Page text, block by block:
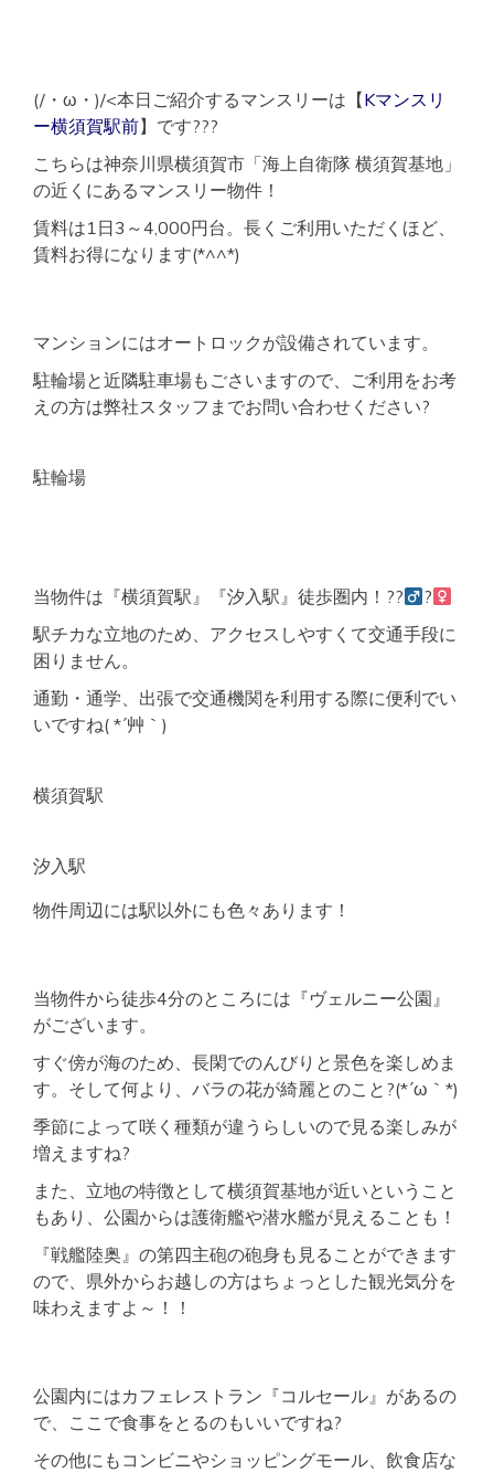
(/・ω・)/<本日ご紹介するマンスリーは【Kマンスリ
ー横須賀駅前】です???
こちらは神奈川県横須賀市「海上自衛隊 横須賀基地」
の近くにあるマンスリー物件！
賃料は1日3～4,000円台。長くご利用いただくほど、
賃料お得になります(*^^*)
マンションにはオートロックが設備されています。
駐輪場と近隣駐車場もごさいますので、ご利用をお考
えの方は弊社スタッフまでお問い合わせください?
駐輪場
当物件は『横須賀駅』『汐入駅』徒歩圏内！??‍
?‍
駅チカな立地のため、アクセスしやすくて交通手段に
困りません。
通勤・通学、出張で交通機関を利用する際に便利でい
いですね( *´艸｀)
横須賀駅
汐入駅
物件周辺には駅以外にも色々あります！
当物件から徒歩4分のところには『ヴェルニー公園』
がございます。
すぐ傍が海のため、長閑でのんびりと景色を楽しめま
す。そして何より、バラの花が綺麗とのこと?(*´ω｀*)
季節によって咲く種類が違うらしいので見る楽しみが
増えますね?
また、立地の特徴として横須賀基地が近いということ
もあり、公園からは護衛艦や潜水艦が見えることも！
『戦艦陸奥』の第四主砲の砲身も見ることができます
ので、県外からお越しの方はちょっとした観光気分を
味わえますよ～！！
公園内にはカフェレストラン『コルセール』があるの
で、ここで食事をとるのもいいですね?
その他にもコンビニやショッピングモール、飲食店な